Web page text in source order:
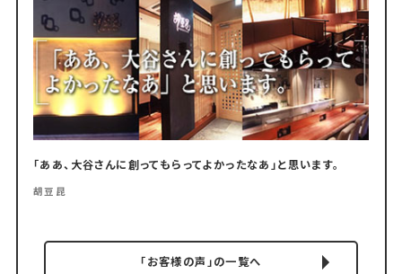
「ああ、大谷さんに創ってもらってよかったなあ」と思います。
胡豆昆
「お客様の声」の一覧へ